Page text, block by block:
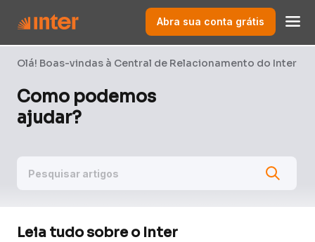
Abra sua conta grátis
Olá! Boas-vindas à Central de Relacionamento do Inter
Como podemos
ajudar?
Leia tudo sobre o Inter